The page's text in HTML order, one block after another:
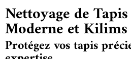
Nettoyage de
Moderne et Kilims
Protégez vos tapis